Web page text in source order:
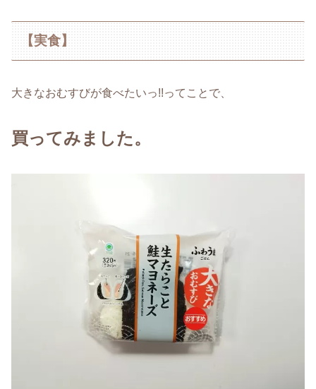
【実食】
大きなおむすびが食べたいっ!!ってことで、
買ってみました。